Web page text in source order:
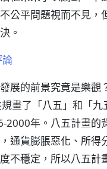
公平問題視而不見
。
論
展的前景究竟是樂
畫了「八五」和「
2000年。八五計畫的
通貨膨脹惡化、所得
不穩定，所以八五